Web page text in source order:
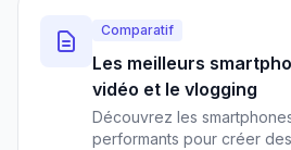
Comparatif
Les meilleurs
vidéo et le vlogging
Découvrez les
performants pour créer